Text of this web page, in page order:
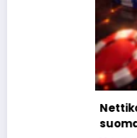
Nettikasinoiden
suomalaiset